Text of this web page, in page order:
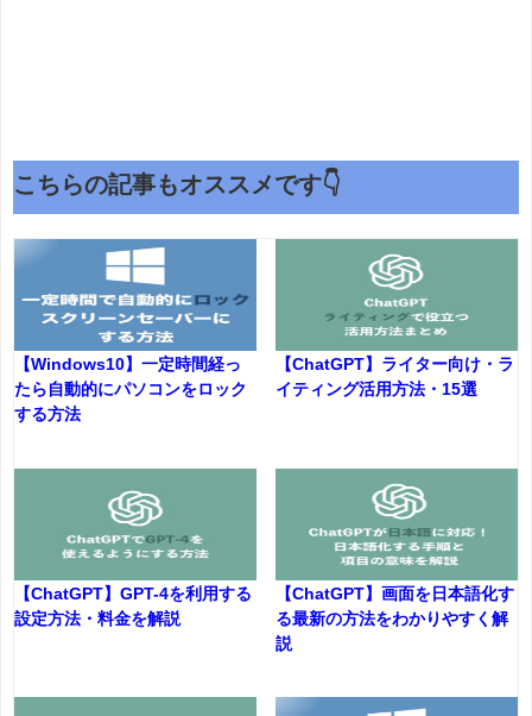
こちらの記事もオススメです👇
【Windows10】一定時間経っ
たら自動的にパソコンをロック
する方法
【ChatGPT】ライター向け・ラ
イティング活用方法・15選
【ChatGPT】GPT-4を利用する
設定方法・料金を解説
【ChatGPT】画面を日本語化す
る最新の方法をわかりやすく解
説